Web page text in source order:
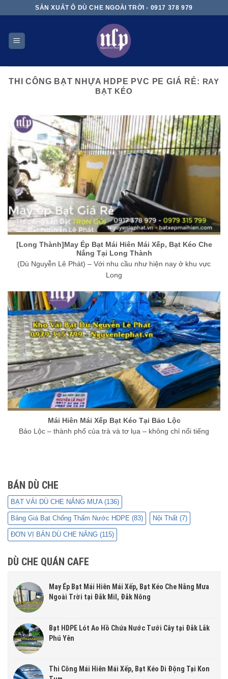
content
SẢN XUẤT Ô DÙ CHE NGOÀI TRỜI - 0917 378 979
THI CÔNG BẠT NHỰA HDPE PVC PE GIÁ RẺ: RAY
BẠT KÉO
[Long Thành]May Ép Bạt Mái Hiên Mái Xếp, Bạt Kéo Che
Nắng Tại Long Thành
(Dù Nguyễn Lê Phát) – Với nhu cầu như hiện nay ở khu vực
Long
Mái Hiên Mái Xếp Bạt Kéo Tại Bảo Lộc
Bảo Lộc – thành phố của trà và tơ lụa – không chỉ nổi tiếng
BÁN DÙ CHE
BẠT VẢI DÙ CHE NẮNG MƯA (136)
Bảng Giá Bạt Chống Thấm Nước HDPE (83) Nội Thất (7)
ĐƠN VỊ BÁN DÙ CHE NẮNG (115)
DÙ CHE QUÁN CAFE
May Ép Bạt Mái Hiên Mái Xếp, Bạt Kéo Che Nắng Mưa
Ngoài Trời tại Đắk Mil, Đắk Nông
Bạt HDPE Lót Ao Hồ Chứa Nước Tưới Cây tại Đắk Lắk
Phú Yên
Thi Công Mái Hiên Mái Xếp, Bạt Kéo Di Động Tại Kon